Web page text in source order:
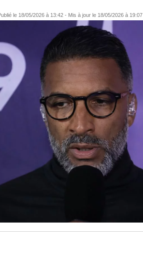
le 18/05/2026 à 13:42 - Mis à jour le 18/05/2026 à 19:07